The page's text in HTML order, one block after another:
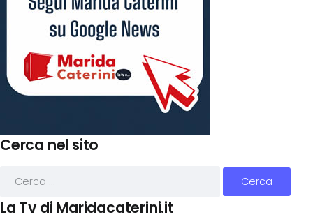
Cerca nel sito
La Tv di Maridacaterini.it